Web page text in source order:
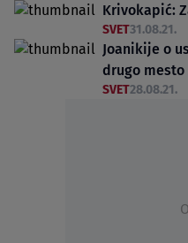
Krivokapić:
SVET31.08.21.
Joanikije o
drugo mesto
SVET28.08.21.